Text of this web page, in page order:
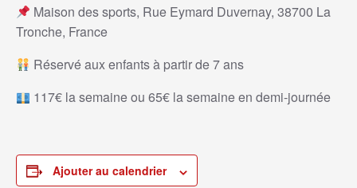
Maison des sports, Rue Eymard Duvernay, 38700 La
Tronche, France
Réservé aux enfants à partir de 7 ans
117€ la semaine ou 65€ la semaine en demi-journée
Ajouter au calendrier